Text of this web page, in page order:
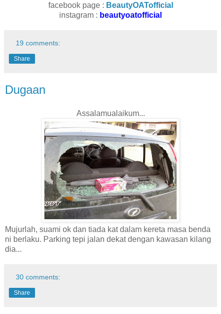
facebook page : BeautyOATofficial
instagram : beautyoatofficial
19 comments:
Share
Dugaan
Assalamualaikum...
Mujurlah, suami ok dan tiada kat dalam kereta masa benda
ni berlaku. Parking tepi jalan dekat dengan kawasan kilang
dia...
30 comments:
Share